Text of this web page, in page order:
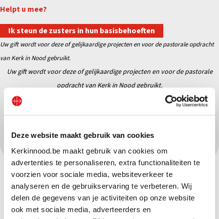
Deze website maakt gebruik van cookies
Kerkinnood.be maakt gebruik van cookies om
advertenties te personaliseren, extra functionaliteiten te
voorzien voor sociale media, websiteverkeer te
analyseren en de gebruikservaring te verbeteren. Wij
delen de gegevens van je activiteiten op onze website
ook met sociale media, adverteerders en
Helpt u mee?
Ik steun de zusters in hun basisbehoeften
Uw gift wordt voor deze of gelijkaardige projecten en voor de pastorale opdracht
van Kerk in Nood gebruikt.
Uw gift wordt voor deze of gelijkaardige projecten en voor de pastorale
opdracht van Kerk in Nood gebruikt.
Deel dit project op sociale media: